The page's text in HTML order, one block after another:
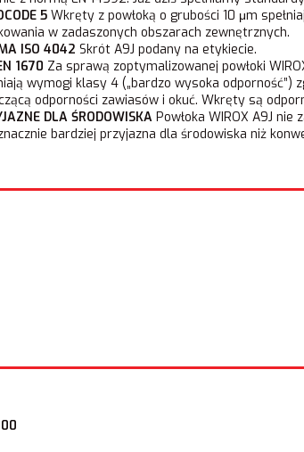
5 Wkręty z powłoką o grubości 10 μm
w zadaszonych obszarach zewnętrznych.
ISO 4042 Skrót A9J podany na etykiecie.
1670 Za sprawą zoptymalizowanej powłoki
wymogi klasy 4 („bardzo wysoka odporność”)
odporności zawiasów i okuć. Wkręty są
DLA ŚRODOWISKA Powłoka WIROX A9J
bardziej przyjazna dla środowiska niż